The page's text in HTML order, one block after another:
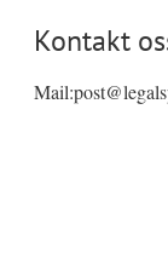
Kontakt